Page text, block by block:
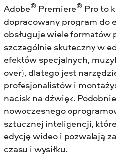
Adobe® Premiere® Pro to
dopracowany program do
obsługuje wiele formatów
szczególnie skuteczny w
efektów specjalnych,
over), dlatego jest
profesjonalistów i
nacisk na dźwięk.
nowoczesnego
sztucznej inteligencji,
edycję wideo i pozwalają
czasu i wysiłku.